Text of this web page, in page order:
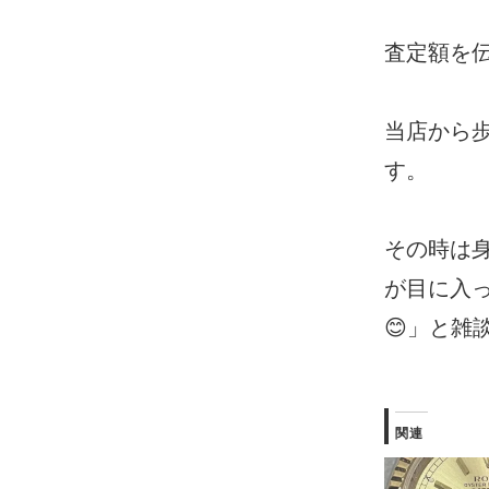
査定額を
当店から
す。
その時は
が目に入
😊」と雑
関連